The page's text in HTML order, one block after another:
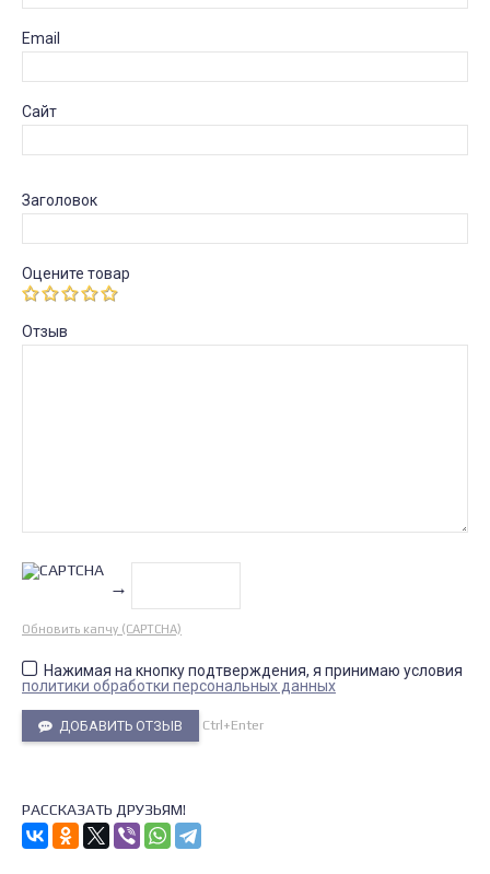
Email
Сайт
Заголовок
Оцените товар
Отзыв
→
Обновить капчу (CAPTCHA)
Нажимая на кнопку подтверждения, я принимаю условия
политики обработки персональных данных
ДОБАВИТЬ ОТЗЫВ Ctrl+Enter
РАССКАЗАТЬ ДРУЗЬЯМ!